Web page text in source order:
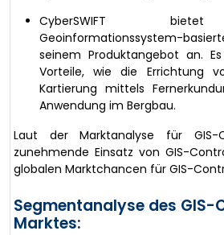
CyberSWIFT bietet
Geoinformationssystem-
seinem Produktangebot an.
Vorteile, wie die Errichtung
Kartierung mittels
Anwendung im Bergbau.
Laut der Marktanalyse für GIS-
zunehmende Einsatz von GIS-
globalen Marktchancen für GIS-
Segmentanalyse des GIS-
Marktes: